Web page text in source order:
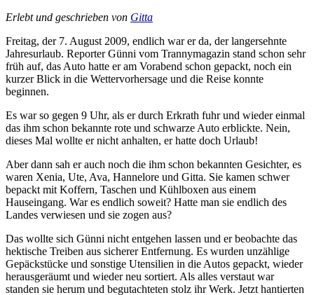
Erlebt und geschrieben von Gitta
Freitag, der 7. August 2009, endlich war er da, der langersehnte
Jahresurlaub. Reporter Günni vom Trannymagazin stand schon sehr
früh auf, das Auto hatte er am Vorabend schon gepackt, noch ein
kurzer Blick in die Wettervorhersage und die Reise konnte
beginnen.
Es war so gegen 9 Uhr, als er durch Erkrath fuhr und wieder einmal
das ihm schon bekannte rote und schwarze Auto erblickte. Nein,
dieses Mal wollte er nicht anhalten, er hatte doch Urlaub!
Aber dann sah er auch noch die ihm schon bekannten Gesichter, es
waren Xenia, Ute, Ava, Hannelore und Gitta. Sie kamen schwer
bepackt mit Koffern, Taschen und Kühlboxen aus einem
Hauseingang. War es endlich soweit? Hatte man sie endlich des
Landes verwiesen und sie zogen aus?
Das wollte sich Günni nicht entgehen lassen und er beobachte das
hektische Treiben aus sicherer Entfernung. Es wurden unzählige
Gepäckstücke und sonstige Utensilien in die Autos gepackt, wieder
herausgeräumt und wieder neu sortiert. Als alles verstaut war
standen sie herum und begutachteten stolz ihr Werk. Jetzt hantierten